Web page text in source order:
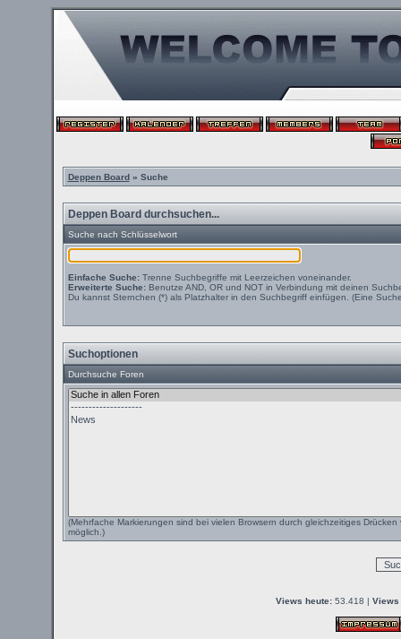
Deppen Board» Suche
Deppen Board durchsuchen...
Suche nach Schlüsselwort
Einfache Suche:Trenne Suchbegriffe mit Leerzeichen voneinander.
Erweiterte Suche:Benutze AND, OR und NOT in Verbindung mit deinen
Du kannst Sternchen (*) als Platzhalter in den Suchbegriff einfügen. (Eine
Suchoptionen
Durchsuche Foren
(Mehrfache Markierungen sind bei vielen Browsern durch gleichzeitiges Drücken
möglich.)
Views heute:53.418 | Views